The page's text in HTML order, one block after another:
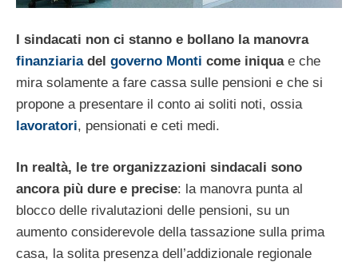
I sindacati non ci stanno e bollano la manovra
finanziariadel governo Monti come iniquae che
mira solamente a fare cassa sulle pensioni e che si
propone a presentare il conto ai soliti noti, ossia
lavoratori, pensionati e ceti medi.
In realtà, le tre organizzazioni sindacali sono
ancora più dure e precise: la manovra punta al
blocco delle rivalutazioni delle pensioni, su un
aumento considerevole della tassazione sulla prima
casa, la solita presenza dell’addizionale regionale